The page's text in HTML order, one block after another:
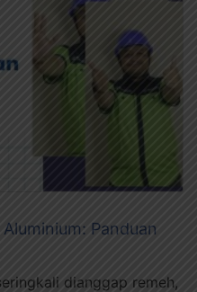
Panduan
dianggap remeh,